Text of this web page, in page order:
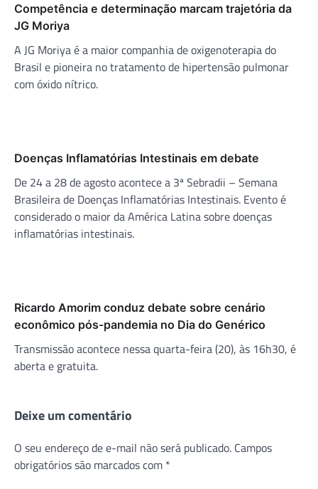
Competência e determinação marcam trajetória da
JG Moriya
A JG Moriya é a maior companhia de oxigenoterapia do
Brasil e pioneira no tratamento de hipertensão pulmonar
com óxido nítrico.
Doenças Inflamatórias Intestinais em debate
De 24 a 28 de agosto acontece a 3ª Sebradii – Semana
Brasileira de Doenças Inflamatórias Intestinais. Evento é
considerado o maior da América Latina sobre doenças
inflamatórias intestinais.
Ricardo Amorim conduz debate sobre cenário
econômico pós-pandemia no Dia do Genérico
Transmissão acontece nessa quarta-feira (20), às 16h30, é
aberta e gratuita.
Deixe um comentário
O seu endereço de e-mail não será publicado. Campos
obrigatórios são marcados com *